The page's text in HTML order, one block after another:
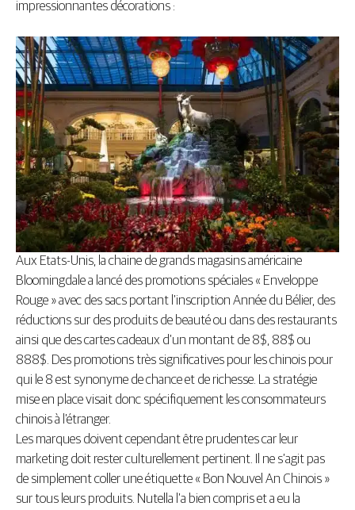
impressionnantes décorations :
Aux Etats-Unis, la chaine de grands magasins américaine
Bloomingdale a lancé des promotions spéciales « Enveloppe
Rouge » avec des sacs portant l’inscription Année du Bélier, des
réductions sur des produits de beauté ou dans des restaurants
ainsi que des cartes cadeaux d’un montant de 8$, 88$ ou
888$. Des promotions très significatives pour les chinois pour
qui le 8 est synonyme de chance et de richesse. La stratégie
mise en place visait donc spécifiquement les consommateurs
chinois à l’étranger.
Les marques doivent cependant être prudentes car leur
marketing doit rester culturellement pertinent. Il ne s’agit pas
de simplement coller une étiquette « Bon Nouvel An Chinois »
sur tous leurs produits. Nutella l’a bien compris et a eu la